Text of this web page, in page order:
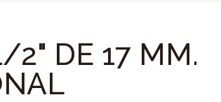
2" DE 17 MM.